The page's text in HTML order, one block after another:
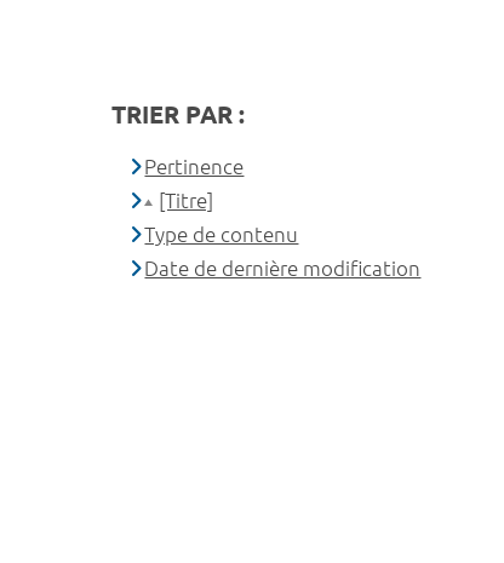
TRIER PAR :
Pertinence
[Titre]
Type de contenu
Date de dernière modification